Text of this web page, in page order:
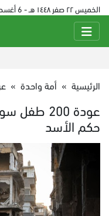
الخميس ٢٢ صفر ١٤٤٨ هـ - 6 أغسطس 2026 م - الساعة 01:43 م
الرئيسية » أمة واحدة »
عودة 200
حكم الأسد